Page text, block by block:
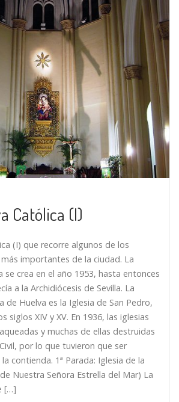
Católica (I)
(I) que recorre algunos de los
importantes de la ciudad. La
se crea en el año 1953, hasta entonces
a la Archidiócesis de Sevilla. La
de Huelva es la Iglesia de San Pedro,
siglos XIV y XV. En 1936, las iglesias
y muchas de ellas destruidas
por lo que tuvieron que ser
contienda. 1ª Parada: Iglesia de la
Nuestra Señora Estrella del Mar) La
[…]